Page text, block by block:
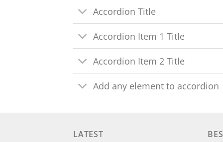
Accordion Title
Accordion Item 1 Title
Accordion Item 2 Title
Add any element to accordion
LATEST